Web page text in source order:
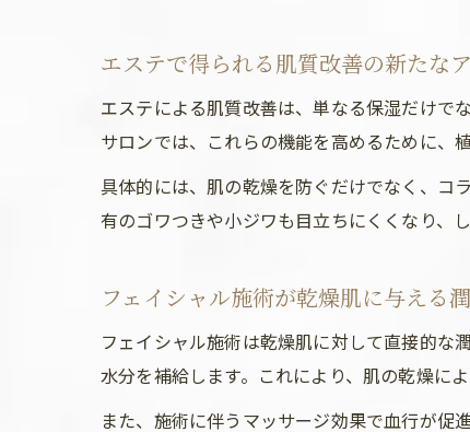
エステで得られる肌質改善の新たな
エステによる肌質改善は、単なる保湿だけで
サロンでは、これらの機能を高めるために、
具体的には、肌の乾燥を防ぐだけでなく、コ
有のゴワつきや小ジワも目立ちにくくなり、
フェイシャル施術が乾燥肌に与える
フェイシャル施術は乾燥肌に対して直接的な
水分を補給します。これにより、肌の乾燥に
また、施術に伴うマッサージ効果で血行が促